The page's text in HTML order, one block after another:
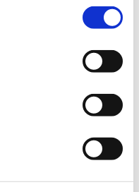
du lærer at